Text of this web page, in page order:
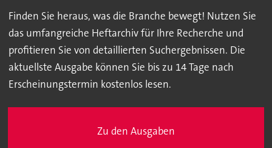
Finden Sie heraus, was die Branche bewegt! Nutzen Sie
das umfangreiche Heftarchiv für Ihre Recherche und
profitieren Sie von detaillierten Suchergebnissen. Die
aktuellste Ausgabe können Sie bis zu 14 Tage nach
Erscheinungstermin kostenlos lesen.
Zu den Ausgaben